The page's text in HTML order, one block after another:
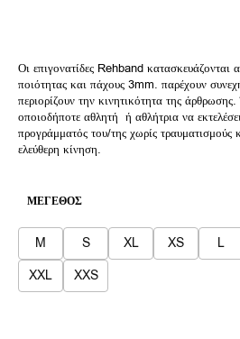
Οι επιγονατίδες Rehband
ποιότητας και πάχους 3mm. παρέχουν
περιορίζουν την κινητικότητα της
οποιοδήποτε αθλητή ή αθλήτρια να
προγράμματός του/της χωρίς τραυματισμούς
ελεύθερη κίνηση.
ΜΈΓΕΘΟΣ
M S XL XS
L
XXL
XXS